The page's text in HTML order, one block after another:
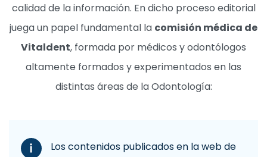
calidad de la información. En dicho proceso editorial
juega un papel fundamental la comisión médica de
Vitaldent, formada por médicos y odontólogos
altamente formados y experimentados en las
distintas áreas de la Odontología:
Los contenidos publicados en la web de